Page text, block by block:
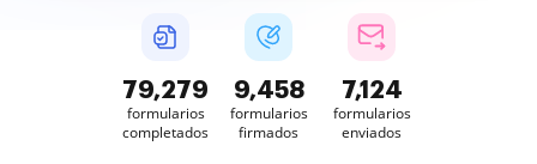
79,279
formularios
completados
9,458
formularios
firmados
7,124
formularios
enviados